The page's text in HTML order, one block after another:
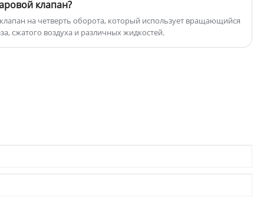
давление составляет 1000psi для 2 "-3" и
750psi для 4 ".
клапан?
на четверть оборота, который использует вращающийся
сжатого воздуха и различных жидкостей.